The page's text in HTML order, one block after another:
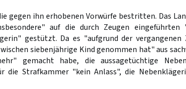
gegen ihn erhobenen Vorwürfe bestritten. Das
auf die durch Zeugen eingeführten
gestützt. Da es "aufgrund der
siebenjährige Kind genommen hat" aus
gemacht habe, die aussagetüchtige
die Strafkammer "kein Anlass", die